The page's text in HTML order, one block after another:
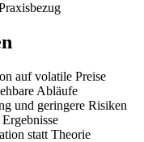
auf volatile Preise
Abläufe
und geringere Risiken
statt Theorie